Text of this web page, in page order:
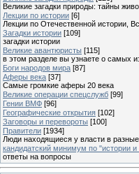
Великие загадки природы: тайны
Лекции по истории [6]
Лекции по Отечественной истории,
Загадки истории [109]
загадки истории
Великие авантюристы [115]
в этом разделе вы узнаете о самых
Боги народов мира [87]
Аферы века [37]
Самые громкие аферы 20 века
Великие операции спецслужб [99]
Гении ВМФ [96]
Географические открытия [102]
Заговоры и перевороты [100]
Правители [1934]
Люди находящиеся у власти в
кандидатский минимум по "истории
ответы на вопросы